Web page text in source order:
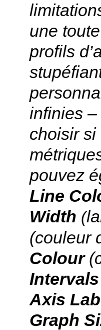
une
profils
infinies
choisir si
pouvez
Line
Width (
(couleur
Colour
Intervals
Axis
Graph